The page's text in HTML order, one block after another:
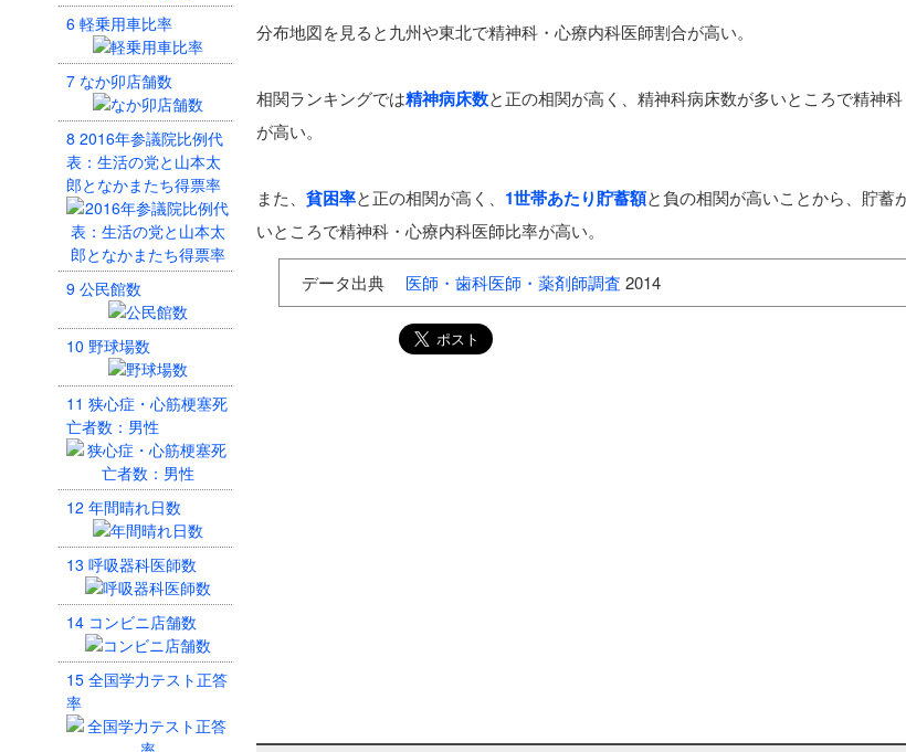
6 軽乗用車比率
7 なか卯店舗数
8 2016年参議院比例代
表：生活の党と山本太
郎となかまたち得票率
9 公民館数
10 野球場数
11 狭心症・心筋梗塞死
亡者数：男性
12 年間晴れ日数
13 呼吸器科医師数
14 コンビニ店舗数
15 全国学力テスト正答
率
分布地図を見ると九州や東北で精神科・心療内科医師割合が高い。
相関ランキングでは精神病床数と正の相関が高く、精神科病床数が多いところで精神
が高い。
また、 貧困率と正の相関が高く、 1世帯あたり貯蓄額と負の相関が高いことから、貯蓄
いところで精神科・心療内科医師比率が高い。
データ出典 医師・歯科医師・薬剤師調査 2014